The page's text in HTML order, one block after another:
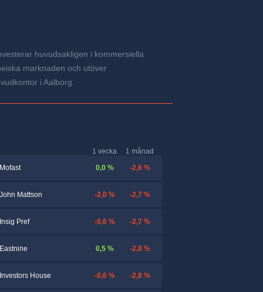
huvudsakligen i kommersiella
marknaden och utöver
i Aalborg.
1 vecka
1 månad
Mofast
0,0 % -2,6 %
John Mattson -2,0 % -2,7 %
Insig Pref -0,6 % -2,7 %
Eastnine 0,5 % -2,8 %
Investors House -0,6 % -2,8 %